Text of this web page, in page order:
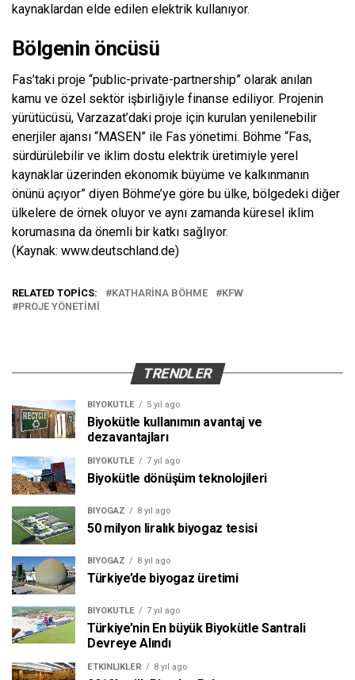
kaynaklardan elde edilen elektrik kullanıyor.
Bölgenin öncüsü
Fas’taki proje “public-private-partnership” olarak anılan
kamu ve özel sektör işbirliğiyle finanse ediliyor. Projenin
yürütücüsü, Varzazat’daki proje için kurulan yenilenebilir
enerjiler ajansı “MASEN” ile Fas yönetimi. Böhme “Fas,
sürdürülebilir ve iklim dostu elektrik üretimiyle yerel
kaynaklar üzerinden ekonomik büyüme ve kalkınmanın
önünü açıyor” diyen Böhme’ye göre bu ülke, bölgedeki diğer
ülkelere de örnek oluyor ve aynı zamanda küresel iklim
korumasına da önemli bir katkı sağlıyor.
(Kaynak: www.deutschland.de)
RELATED TOPICS: KATHARINA BÖHME
KFW
PROJE YÖNETIMI
TRENDLER
BIYOKÜTLE 5 yıl ago
Biyokütle kullanımın avantaj ve
dezavantajları
BIYOKÜTLE 7 yıl ago
Biyokütle dönüşüm teknolojileri
BIYOGAZ 8 yıl ago
50 milyon liralık biyogaz tesisi
BIYOGAZ 8 yıl ago
Türkiye’de biyogaz üretimi
BIYOKÜTLE 7 yıl ago
Türkiye’nin En büyük Biyokütle Santrali
Devreye Alındı
ETKINLIKLER 8 yıl ago